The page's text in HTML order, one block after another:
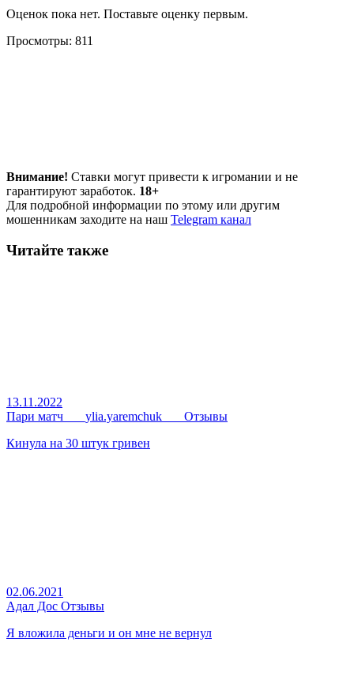
Оценок пока нет. Поставьте оценку первым.
Просмотры: 811
Внимание! Ставки могут привести к игромании и не
гарантируют заработок. 18+
Для подробной информации по этому или другим
мошенникам заходите на наш Telegram канал
Читайте также
13.11.2022
Пари матч ___ylia.yaremchuk___ Отзывы
Кинула на 30 штук гривен
02.06.2021
Адал Дос Отзывы
Я вложила деньги и он мне не вернул